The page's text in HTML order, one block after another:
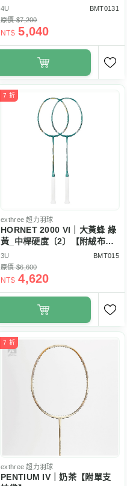
4U
BMT0131
原價 $7,200
NT$ 5,040
7 折
exthree 超力羽球
HORNET 2000 VI｜大黃蜂 綠
黃_中桿硬度〔2〕【附絨布拍
袋】
3U
BMT015
原價 $6,600
NT$ 4,620
7 折
exthree 超力羽球
PENTIUM IV｜奶茶【附單支